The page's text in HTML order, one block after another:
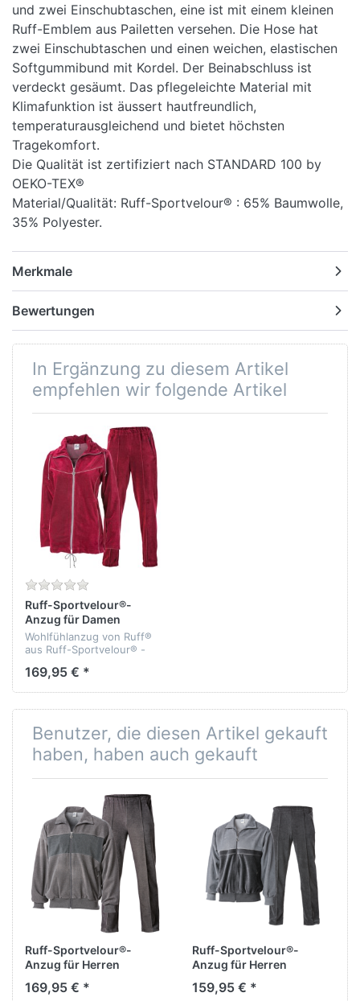
und zwei Einschubtaschen, eine ist mit einem kleinen
Ruff-Emblem aus Pailetten versehen. Die Hose hat
zwei Einschubtaschen und einen weichen, elastischen
Softgummibund mit Kordel. Der Beinabschluss ist
verdeckt gesäumt. Das pflegeleichte Material mit
Klimafunktion ist äussert hautfreundlich,
temperaturausgleichend und bietet höchsten
Tragekomfort.
Die Qualität ist zertifiziert nach STANDARD 100 by
OEKO-TEX®
Material/Qualität: Ruff-Sportvelour® : 65% Baumwolle,
35% Polyester.
Merkmale
Bewertungen
In Ergänzung zu diesem Artikel
empfehlen wir folgende Artikel
Ruff-Sportvelour®-
Anzug für Damen
Wohlfühlanzug von Ruff®
aus Ruff-Sportvelour® -
- temperaturausgleichen -
169,95 € *
Benutzer, die diesen Artikel gekauft
haben, haben auch gekauft
Ruff-Sportvelour®-
Anzug für Herren
169,95 € *
Ruff-Sportvelour®-
Anzug für Herren
159,95 € *